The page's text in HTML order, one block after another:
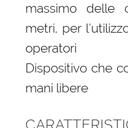
massimo delle
metri, per
operatori
Dispositivo che
mani libere